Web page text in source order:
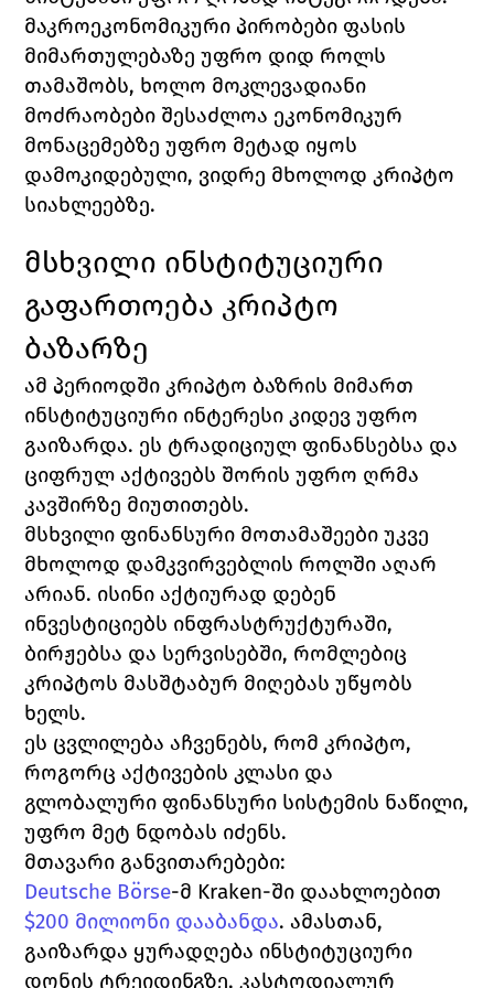
მაკროეკონომიკური პირობები ფასის
მიმართულებაზე უფრო დიდ როლს
თამაშობს, ხოლო მოკლევადიანი
მოძრაობები შესაძლოა ეკონომიკურ
მონაცემებზე უფრო მეტად იყოს
დამოკიდებული, ვიდრე მხოლოდ კრიპტო
სიახლეებზე.
მსხვილი ინსტიტუციური
გაფართოება კრიპტო
ბაზარზე
ამ პერიოდში კრიპტო ბაზრის მიმართ
ინსტიტუციური ინტერესი კიდევ უფრო
გაიზარდა. ეს ტრადიციულ ფინანსებსა და
ციფრულ აქტივებს შორის უფრო ღრმა
კავშირზე მიუთითებს.
მსხვილი ფინანსური მოთამაშეები უკვე
მხოლოდ დამკვირვებლის როლში აღარ
არიან. ისინი აქტიურად დებენ
ინვესტიციებს ინფრასტრუქტურაში,
ბირჟებსა და სერვისებში, რომლებიც
კრიპტოს მასშტაბურ მიღებას უწყობს
ხელს.
ეს ცვლილება აჩვენებს, რომ კრიპტო,
როგორც აქტივების კლასი და
გლობალური ფინანსური სისტემის ნაწილი,
უფრო მეტ ნდობას იძენს.
მთავარი განვითარებები:
Deutsche Börse
$200 მილიონი დააბანდა. ამასთან,
გაიზარდა ყურადღება ინსტიტუციური
დონის ტრეიდინგზე, კასტოდიალურ